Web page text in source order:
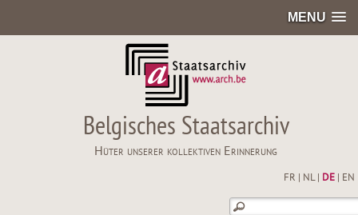
MENU
Belgisches Staatsarchiv
Hüter unserer kollektiven Erinnerung
FR NL| DE| EN